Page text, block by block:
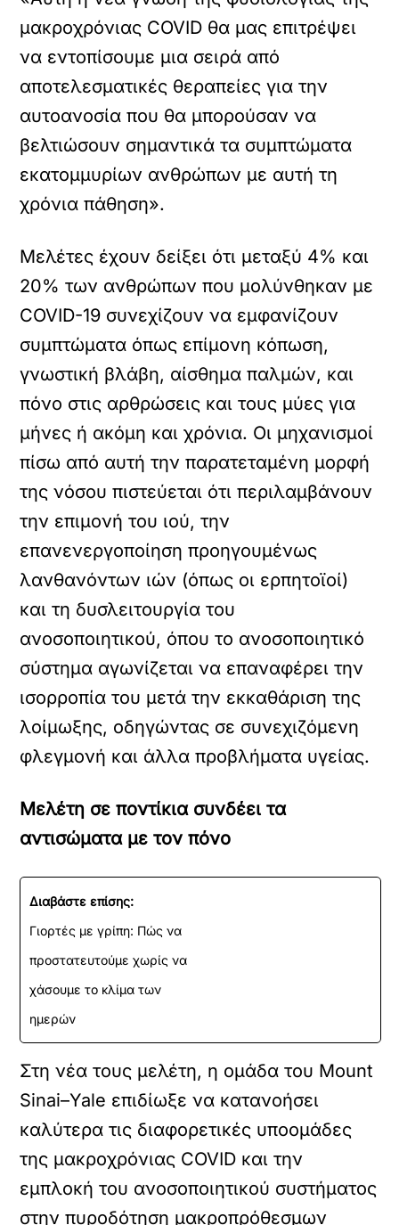
μακροχρόνιας COVID θα μας επιτρέψει
να εντοπίσουμε μια σειρά από
αποτελεσματικές θεραπείες για την
αυτοανοσία που θα μπορούσαν να
βελτιώσουν σημαντικά τα συμπτώματα
εκατομμυρίων ανθρώπων με αυτή τη
χρόνια πάθηση».
Μελέτες έχουν δείξει ότι μεταξύ 4% και
20% των ανθρώπων που μολύνθηκαν με
COVID-19 συνεχίζουν να εμφανίζουν
συμπτώματα όπως επίμονη κόπωση,
γνωστική βλάβη, αίσθημα παλμών, και
πόνο στις αρθρώσεις και τους μύες για
μήνες ή ακόμη και χρόνια. Οι μηχανισμοί
πίσω από αυτή την παρατεταμένη μορφή
της νόσου πιστεύεται ότι περιλαμβάνουν
την επιμονή του ιού, την
επανενεργοποίηση προηγουμένως
λανθανόντων ιών (όπως οι ερπητοϊοί)
και τη δυσλειτουργία του
ανοσοποιητικού, όπου το ανοσοποιητικό
σύστημα αγωνίζεται να επαναφέρει την
ισορροπία του μετά την εκκαθάριση της
λοίμωξης, οδηγώντας σε συνεχιζόμενη
φλεγμονή και άλλα προβλήματα υγείας.
Μελέτη σε ποντίκια συνδέει τα
αντισώματα με τον πόνο
Διαβάστε επίσης:
Γιορτές με γρίπη: Πώς να
προστατευτούμε χωρίς να
χάσουμε το κλίμα των
ημερών
Στη νέα τους μελέτη, η ομάδα του Mount
Sinai–Yale επιδίωξε να κατανοήσει
καλύτερα τις διαφορετικές υποομάδες
της μακροχρόνιας COVID και την
εμπλοκή του ανοσοποιητικού συστήματος
στην πυροδότηση μακροπρόθεσμων